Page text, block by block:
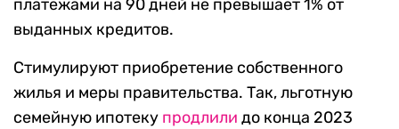
платежами на 90 дней не превышает 1% от
выданных кредитов.
Стимулируют приобретение собственного
жилья и меры правительства. Так, льготную
семейную ипотеку продлили до конца 2023